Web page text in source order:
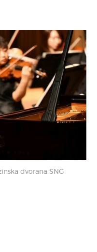
dvorana SNG